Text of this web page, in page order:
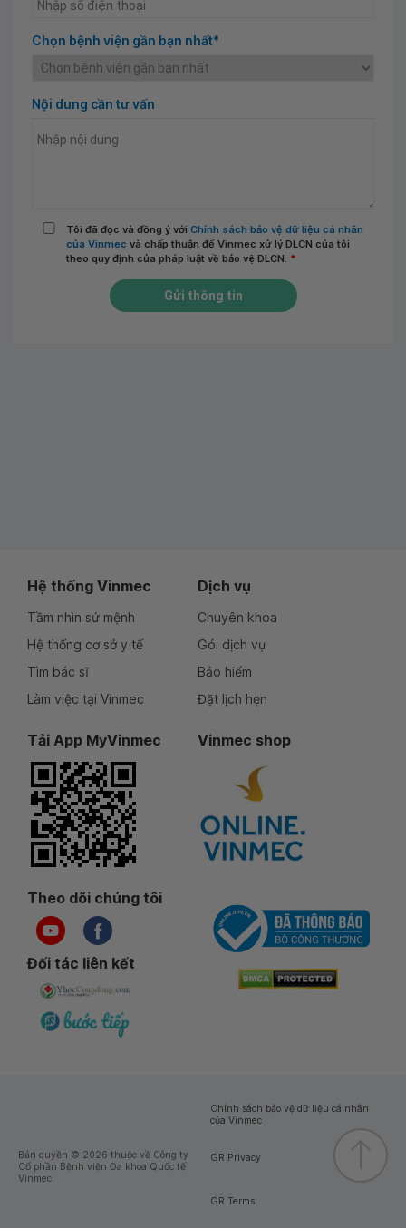
Chọn bệnh viện gần bạn nhất*
Nội dung cần tư vấn
Tôi đã đọc và đồng ý với Chính sách bảo vệ dữ liệu cá nhân
của Vinmec và chấp thuận để Vinmec xử lý DLCN của tôi
theo quy định của pháp luật về bảo vệ DLCN. *
Gửi thông tin
Hệ thống Vinmec
Tầm nhìn sứ mệnh
Hệ thống cơ sở y tế
Tìm bác sĩ
Làm việc tại Vinmec
Dịch vụ
Chuyên khoa
Gói dịch vụ
Bảo hiểm
Đặt lịch hẹn
Tải App MyVinmec Vinmec shop
Theo dõi chúng tôi
Đối tác liên kết
Bản quyền © 2026 thuộc về Công ty
Cổ phần Bệnh viện Đa khoa Quốc tế
Vinmec
Chính sách bảo vệ dữ liệu cá nhân
của Vinmec
GR Privacy
GR Terms